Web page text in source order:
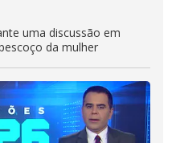
uma discussão em
da mulher